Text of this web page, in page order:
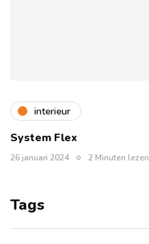
interieur
System Flex
26 januari 2024 2 Minuten lezen
Tags